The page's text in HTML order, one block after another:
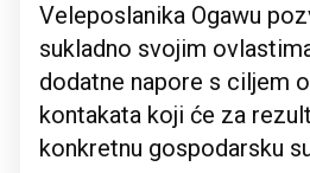
Veleposlanika Ogawu
sukladno svojim
dodatne napore s ciljem
kontakata koji će za
konkretnu gospodarsku